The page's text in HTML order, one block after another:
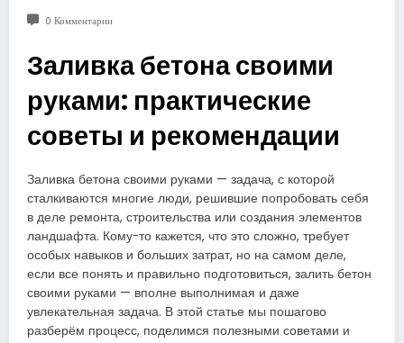
0 Комментарии
Заливка бетона своими
руками: практические
советы и рекомендации
Заливка бетона своими руками — задача, с которой
сталкиваются многие люди, решившие попробовать себя
в деле ремонта, строительства или создания элементов
ландшафта. Кому-то кажется, что это сложно, требует
особых навыков и больших затрат, но на самом деле,
если все понять и правильно подготовиться, залить бетон
своими руками — вполне выполнимая и даже
увлекательная задача. В этой статье мы пошагово
разберём процесс, поделимся полезными советами и